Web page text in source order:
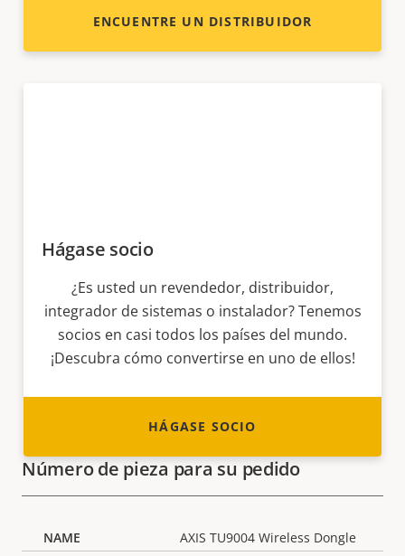
ENCUENTRE UN DISTRIBUIDOR
Hágase socio
¿Es usted un revendedor, distribuidor,
integrador de sistemas o instalador? Tenemos
socios en casi todos los países del mundo.
¡Descubra cómo convertirse en uno de ellos!
HÁGASE SOCIO
Número de pieza para su pedido
AXIS TU9004 Wireless Dongle